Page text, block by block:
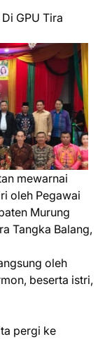
GPU Tira
mewarnai
oleh Pegawai
Murung
Tangka Balang,
oleh
beserta istri,
pergi ke